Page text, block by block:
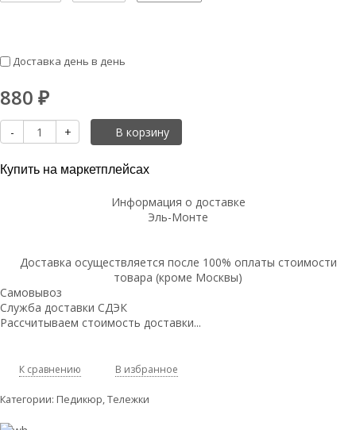
Доставка день в день
880 ₽
- + В корзину
Купить на маркетплейсах
Информация о доставке
Эль-Монте
Доставка осуществляется после 100% оплаты стоимости
товара (кроме Москвы)
Самовывоз
Служба доставки СДЭК
Рассчитываем стоимость доставки...
К сравнению В избранное
Категории: Педикюр,Тележки